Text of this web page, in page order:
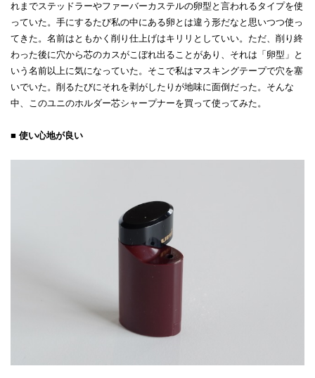
れまでステッドラーやファーバーカステルの卵型と言われるタイプを使
っていた。手にするたび私の中にある卵とは違う形だなと思いつつ使っ
てきた。名前はともかく削り仕上げはキリリとしていい。ただ、削り終
わった後に穴から芯のカスがこぼれ出ることがあり、それは「卵型」と
いう名前以上に気になっていた。そこで私はマスキングテープで穴を塞
いでいた。削るたびにそれを剥がしたりが地味に面倒だった。そんな
中、このユニのホルダー芯シャープナーを買って使ってみた。
■ 使い心地が良い